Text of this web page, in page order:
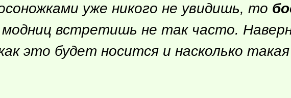
уже никого не увидишь, то
модниц встретишь не так часто.
это будет носится и насколько такая